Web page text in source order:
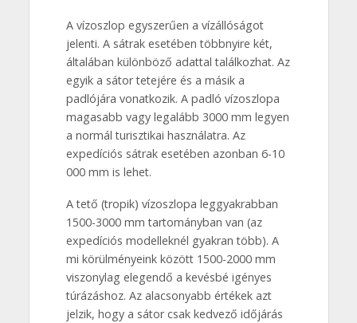
A vízoszlop egyszerűen a vízállóságot
jelenti. A sátrak esetében többnyire két,
általában különböző adattal találkozhat. Az
egyik a sátor tetejére és a másik a
padlójára vonatkozik. A padló vízoszlopa
magasabb vagy legalább 3000 mm legyen
a normál turisztikai használatra. Az
expedíciós sátrak esetében azonban 6-10
000 mm is lehet.
A tető (tropik) vízoszlopa leggyakrabban
1500-3000 mm tartományban van (az
expedíciós modelleknél gyakran több). A
mi körülményeink között 1500-2000 mm
viszonylag elegendő a kevésbé igényes
túrázáshoz. Az alacsonyabb értékek azt
jelzik, hogy a sátor csak kedvező időjárás